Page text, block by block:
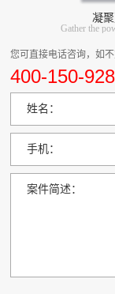
凝
Gather the
您可直接电话咨询，如
400-150-
姓名：
手机：
案件简述：